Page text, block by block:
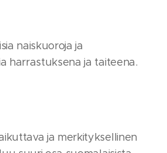
naiskuoroja ja
harrastuksena ja taiteena.
ja merkityksellinen